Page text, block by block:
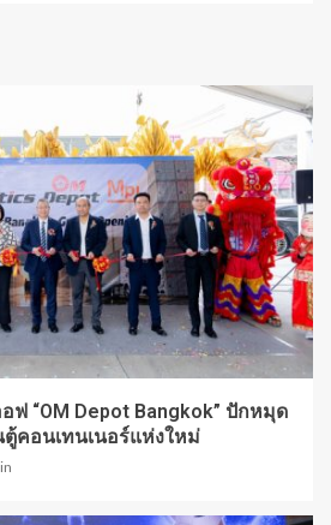
ฟ “OM Depot Bangkok” ปักหมุด
ตู้คอนเทนเนอร์แห่งใหม่